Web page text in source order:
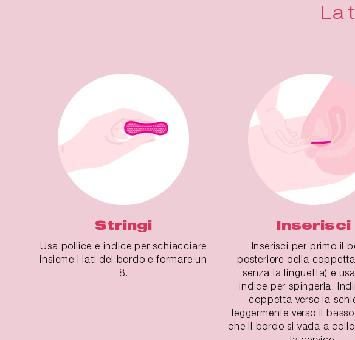
La
Stringi
Usa pollice e indice per schiacciare
insieme i lati del bordo e formare un
8.
Inserisci
Inserisci per primo il
posteriore della
senza la linguetta) e
indice per spingerla.
coppetta verso la
leggermente verso il
che il bordo si vada a